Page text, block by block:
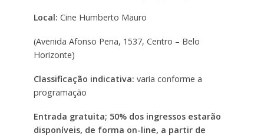
Local: Cine Humberto Mauro
(Avenida Afonso Pena, 1537, Centro – Belo
Horizonte)
Classificação indicativa: varia conforme a
programação
Entrada gratuita; 50% dos ingressos estarão
disponíveis, de forma on-line, a partir de